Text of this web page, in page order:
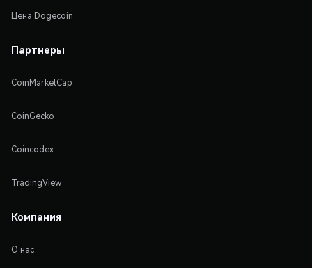
Цена Dogecoin
Партнеры
CoinMarketCap
CoinGecko
Coincodex
TradingView
Компания
О нас